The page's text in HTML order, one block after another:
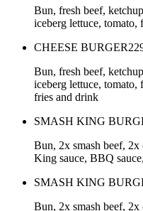
Bun, fresh beef,
iceberg lettuce, tomato,
CHEESE BURGER
Bun, fresh beef,
iceberg lettuce, tomato,
fries and drink
SMASH KING
Bun, 2x smash beef,
King sauce, BBQ
SMASH KING
Bun, 2x smash beef,